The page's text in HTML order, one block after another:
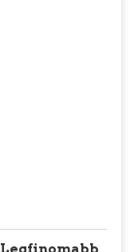
Legfinomabb